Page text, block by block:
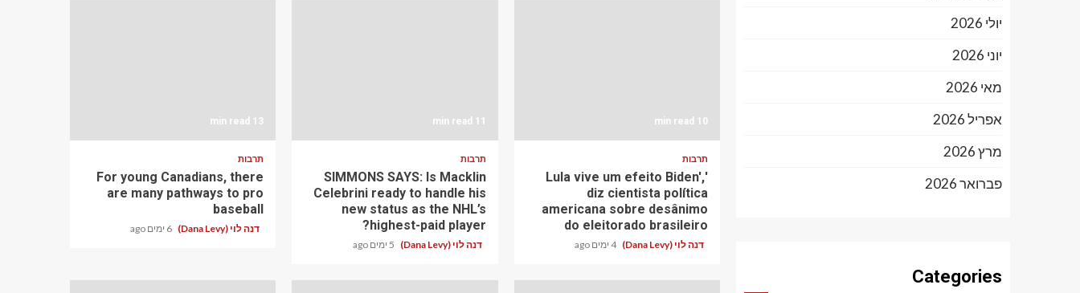
10 min read
תרבות
'Lula vive um efeito Biden',
diz cientista política
americana sobre desânimo
do eleitorado brasileiro
דנה לוי (Dana Levy) 4 ימים ago
11 min read
תרבות
SIMMONS SAYS: Is Macklin
Celebrini ready to handle his
new status as the NHL’s
highest-paid player?
דנה לוי (Dana Levy) 5 ימים ago
13 min read
תרבות
For young Canadians, there
are many pathways to pro
baseball
דנה לוי (Dana Levy) 6 ימים ago
יולי 2026
יוני 2026
מאי 2026
אפריל 2026
מרץ 2026
פברואר 2026
Categories